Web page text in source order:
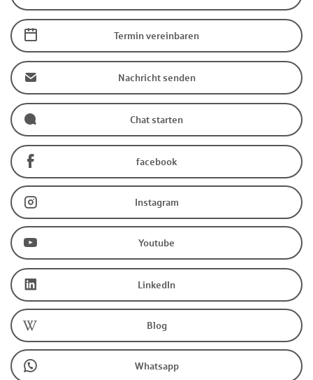
Termin vereinbaren
Nachricht senden
Chat starten
facebook
Instagram
Youtube
LinkedIn
Blog
Whatsapp